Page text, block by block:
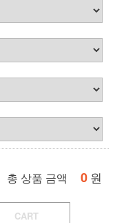
총 상품 금액 0 원
CART